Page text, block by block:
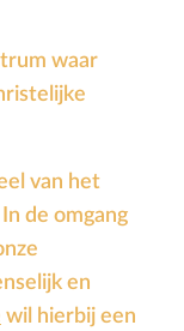
waar
van het
In de omgang
en
wil hierbij een